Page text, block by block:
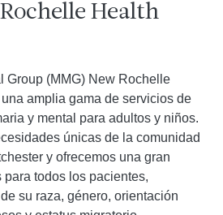
Health
Group (MMG) New Rochelle
amplia gama de servicios de
y mental para adultos y niños.
únicas de la comunidad
y ofrecemos una gran
todos los pacientes,
su raza, género, orientación